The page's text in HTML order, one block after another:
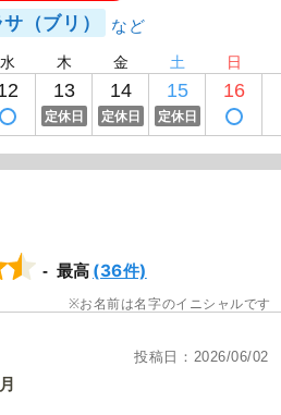
（ブリ）
水 木
13
定休日
金
14
定休日
土
15
定休日
日
16
最高 (36件)
お名前は名字のイニシャルです
投稿日 2026/06/02
月